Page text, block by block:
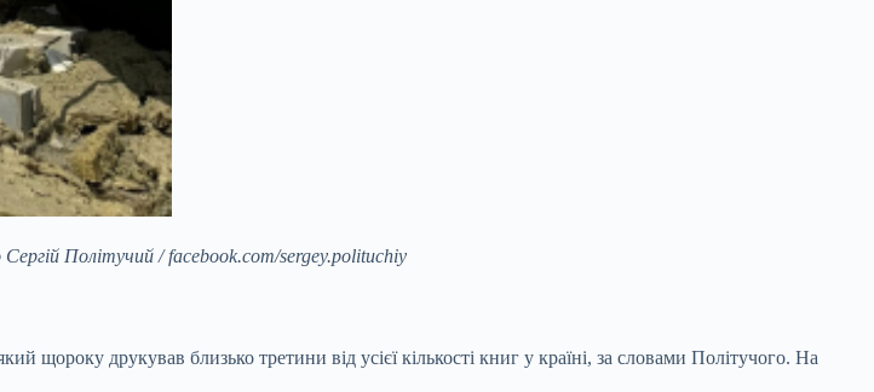
Політучий / facebook.com/sergey.polituchiy
щороку друкував близько третини від усієї кількості книг у країні, за словами Політучого. На